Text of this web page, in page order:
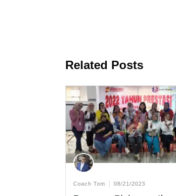
Related Posts
Coach Tom 08/21/2023